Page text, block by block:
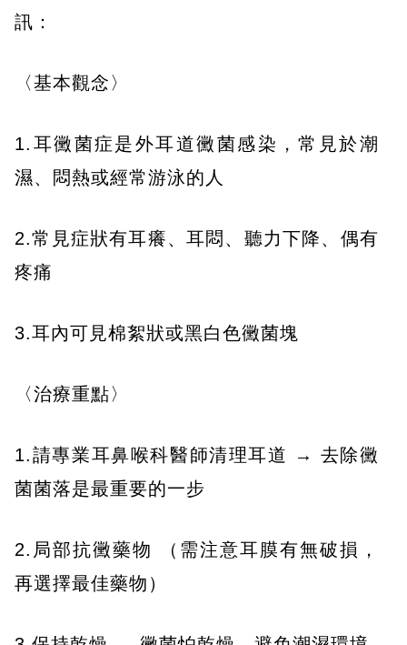
訊：
〈基本觀念〉
1.耳黴菌症是外耳道黴菌感染，常見於潮
濕、悶熱或經常游泳的人
2.常見症狀有耳癢、耳悶、聽力下降、偶有
疼痛
3.耳內可見棉絮狀或黑白色黴菌塊
〈治療重點〉
1.請專業耳鼻喉科醫師清理耳道 → 去除黴
菌菌落是最重要的一步
2.局部抗黴藥物 （需注意耳膜有無破損，
再選擇最佳藥物）